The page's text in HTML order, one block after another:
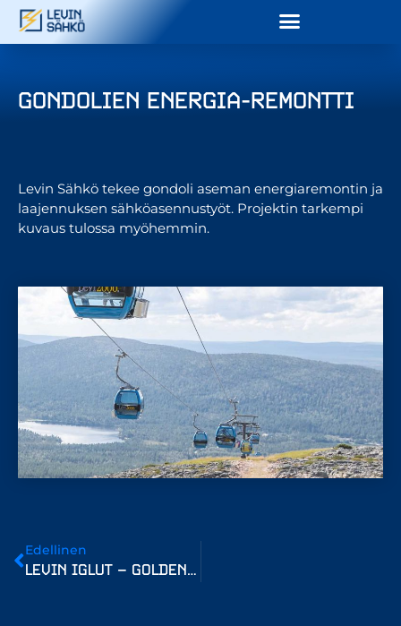
GONDOLIEN ENERGIA-REMONTTI
Levin Sähkö tekee gondoli aseman energiaremontin ja
laajennuksen sähköasennustyöt. Projektin tarkempi
kuvaus tulossa myöhemmin.
Edellinen
LEVIN IGLUT – GOLDEN CROWN